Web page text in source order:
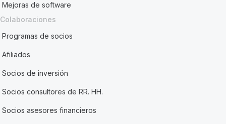
Mejoras de software
Colaboraciones
Programas de socios
Afiliados
Socios de inversión
Socios consultores de RR. HH.
Socios asesores financieros